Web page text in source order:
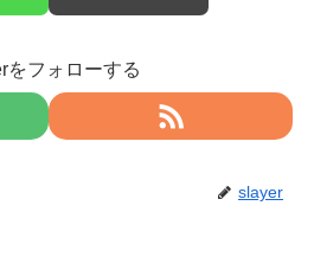
をフォローする
slayer